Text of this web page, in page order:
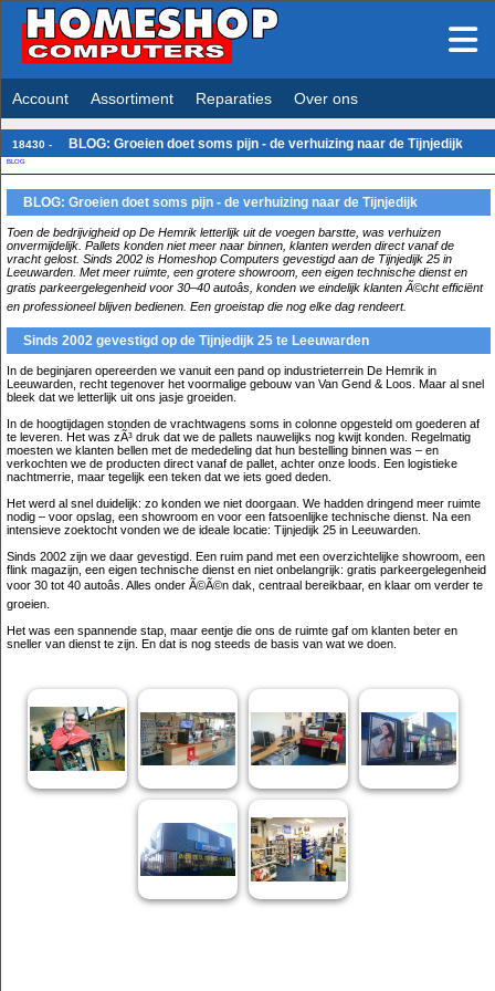
Account Assortiment Reparaties Over ons
18430 - BLOG: Groeien doet soms pijn - de verhuizing naar de Tijnjedijk
BLOG
BLOG: Groeien doet soms pijn - de verhuizing naar de Tijnjedijk
Toen de bedrijvigheid op De Hemrik letterlijk uit de voegen barstte, was verhuizen
onvermijdelijk. Pallets konden niet meer naar binnen, klanten werden direct vanaf de
vracht gelost. Sinds 2002 is Homeshop Computers gevestigd aan de Tijnjedijk 25 in
Leeuwarden. Met meer ruimte, een grotere showroom, een eigen technische dienst en
gratis parkeergelegenheid voor 30–40 autoâs, konden we eindelijk klanten Ã©cht efficiënt
en professioneel blijven bedienen. Een groeistap die nog elke dag rendeert.
Sinds 2002 gevestigd op de Tijnjedijk 25 te Leeuwarden
In de beginjaren opereerden we vanuit een pand op industrieterrein De Hemrik in
Leeuwarden, recht tegenover het voormalige gebouw van Van Gend & Loos. Maar al snel
bleek dat we letterlijk uit ons jasje groeiden.
In de hoogtijdagen stonden de vrachtwagens soms in colonne opgesteld om goederen af
te leveren. Het was zÃ³ druk dat we de pallets nauwelijks nog kwijt konden. Regelmatig
moesten we klanten bellen met de mededeling dat hun bestelling binnen was – en
verkochten we de producten direct vanaf de pallet, achter onze loods. Een logistieke
nachtmerrie, maar tegelijk een teken dat we iets goed deden.
Het werd al snel duidelijk: zo konden we niet doorgaan. We hadden dringend meer ruimte
nodig – voor opslag, een showroom en voor een fatsoenlijke technische dienst. Na een
intensieve zoektocht vonden we de ideale locatie: Tijnjedijk 25 in Leeuwarden.
Sinds 2002 zijn we daar gevestigd. Een ruim pand met een overzichtelijke showroom, een
flink magazijn, een eigen technische dienst en niet onbelangrijk: gratis parkeergelegenheid
voor 30 tot 40 autoâs. Alles onder Ã©Ã©n dak, centraal bereikbaar, en klaar om verder te
groeien.
Het was een spannende stap, maar eentje die ons de ruimte gaf om klanten beter en
sneller van dienst te zijn. En dat is nog steeds de basis van wat we doen.